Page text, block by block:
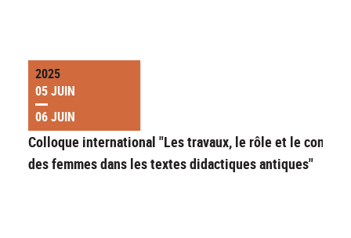
2025
05 JUIN
06 JUIN
Colloque international "Les travaux, le rôle et le contrôle
des femmes dans les textes didactiques antiques"